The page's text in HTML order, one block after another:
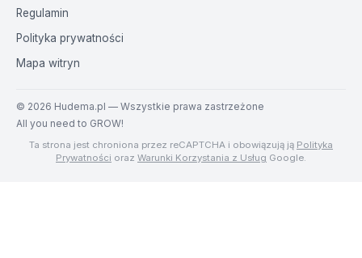
Regulamin
Polityka prywatności
Mapa witryn
© 2026 Hudema.pl — Wszystkie prawa zastrzeżone
All you need to GROW!
Ta strona jest chroniona przez reCAPTCHA i obowiązują ją Polityka
Prywatności oraz Warunki Korzystania z Usług Google.